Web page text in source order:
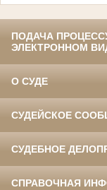
ПОДАЧА
ЭЛЕКТРОННОМ
О СУДЕ
СУДЕЙСКОЕ
СУДЕБНОЕ
СПРАВОЧНАЯ